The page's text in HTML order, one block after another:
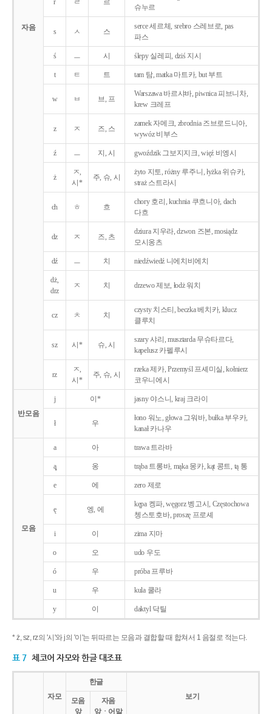
자음
r ㄹ 르
슈누르
s ㅅ 스
serce 세르체, srebro 스레브로, pas
파스
ś ㅡ 시 ślepy 실레피, dziś 지시
t ㅌ 트 tam 탐, matka 마트카, but 부트
w ㅂ 브, 프
Warszawa 바르샤바, piwnica 피브니차,
krew 크레프
z ㅈ 즈, 스
zamek 자메크, zbrodnia 즈브로드니아,
wywóz 비부스
ź ㅡ 지, 시 gwoździk 그보지지크, więź 비엥시
ż
ㅈ,
시*
주, 슈, 시
żyto 지토, różny 루주니, łyżka 위슈카,
straż 스트라시
ch ㅎ 흐
chory 호리, kuchnia 쿠흐니아, dach
다흐
dz ㅈ 즈, 츠
dziura 지우라, dzwon 즈본, mosiądz
모시옹츠
dź ㅡ 치 niedźwiedź 니에치비에치
dż,
drz
ㅈ 치 drzewo 제보, łodż 워치
cz ㅊ 치
czysty 치스티, beczka 베치카, klucz
클루치
sz 시* 슈, 시
szary 샤리, musztarda 무슈타르다,
kapelusz 카펠루시
rz
ㅈ,
시*
주, 슈, 시
rzeka 제카, Przemyśl 프셰미실, kołnierz
코우니에시
반모음
j 이* jasny 야스니, kraj 크라이
ł 우
łono 워노, głowa 그워바, bułka 부우카,
kanał 카나우
모음
a 아 trawa 트라바
ą̨ 옹 trąba 트롱바, mąka 몽카, kąt 콩트, tą 통
e 에 zero 제로
ę 엥, 에
kępa 켕파, węgorz 벵고시, Częstochowa
쳉스토호바, proszę 프로셰
i 이 zima 지마
o 오 udo 우도
ó 우 próba 프루바
u 우 kula 쿨라
y 이 daktyl 닥틸
* ż, sz, rz의 '시'와 j의 '이'는 뒤따르는 모음과 결합할 때 합쳐서 1 음절로 적는다.
표 7 체코어 자모와 한글 대조표
자모
한글
보기
모음
앞
자음
앞ㆍ어말